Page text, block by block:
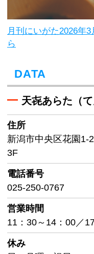
月刊にいがた2026年
ら
DATA
天㐂あらた（て
住所
新潟市中央区花園
3F
電話番号
025-250-0767
営業時間
11：30～14：00／
休み